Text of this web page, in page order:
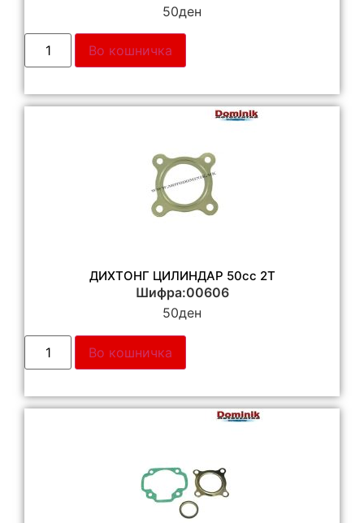
50ден
Во кошничка
ДИХТОНГ ЦИЛИНДАР 50cc 2T
Шифра:00606
50ден
Во кошничка